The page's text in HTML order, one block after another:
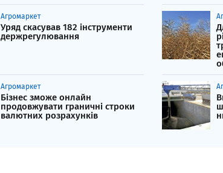
Агромаркет
Уряд скасував 182 інструменти
держрегулювання
Агромаркет
Бізнес зможе онлайн
продовжувати граничні строки
валютних розрахунків